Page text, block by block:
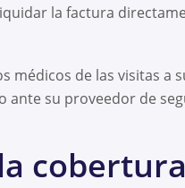
la factura
médicos de las visitas a
ante su proveedor de